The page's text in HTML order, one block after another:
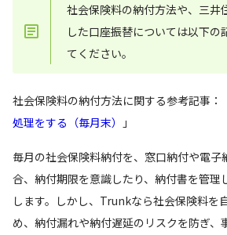
社会保険料の納付方法や、三
した口座振替については以下の
てください。
社会保険料の納付方法に関する参考記事：
処理をする（毎月末）
」
毎月の社会保険料納付を、窓口納付や電子
合、納付期限を意識したり、納付書を管理
します。しかし、Trunkなら社会保険料を
め、納付漏れや納付遅延のリスクを防ぎ、